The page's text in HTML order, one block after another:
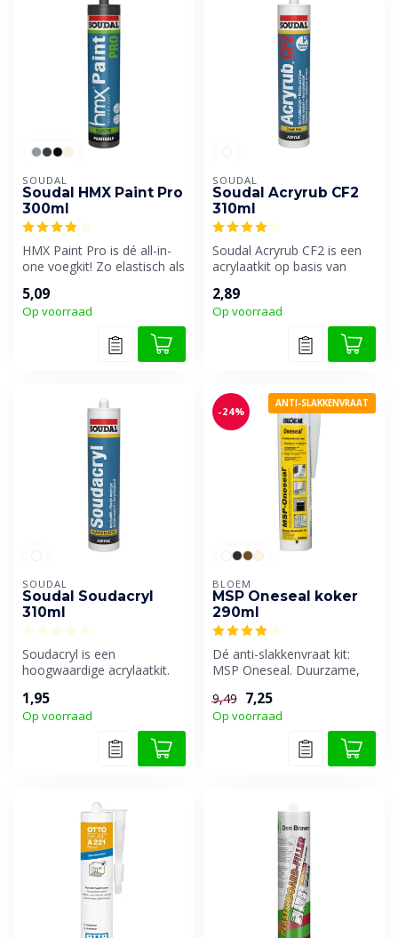
SOUDAL
Soudal HMX Paint Pro
300ml
HMX Paint Pro is dé all-in-
one voegkit! Zo elastisch als
5,09
Op voorraad
SOUDAL
Soudal Acryrub CF2
310ml
Soudal Acryrub CF2 is een
acrylaatkit op basis van
overschild...
2,89
Op voorraad
SOUDAL
Soudal Soudacryl
310ml
Soudacryl is een
hoogwaardige acrylaatkit.
waterdicht ma...
1,95
Op voorraad
ANTI-SLAKKENVRAAT
-24%
BLOEM
MSP Oneseal koker
290ml
Dé anti-slakkenvraat kit:
MSP Oneseal. Duurzame,
voor...
9,49 7,25
Op voorraad